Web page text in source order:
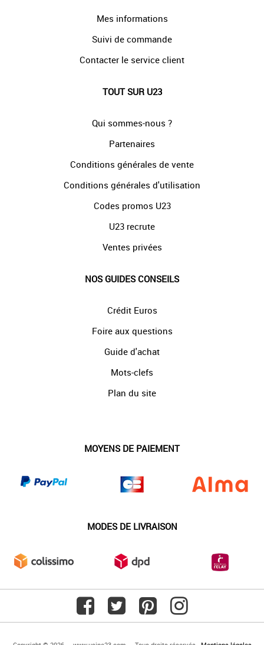
Mes informations
Suivi de commande
Contacter le service client
TOUT SUR U23
Qui sommes-nous ?
Partenaires
Conditions générales de vente
Conditions générales d'utilisation
Codes promos U23
U23 recrute
Ventes privées
NOS GUIDES CONSEILS
Crédit Euros
Foire aux questions
Guide d'achat
Mots-clefs
Plan du site
MOYENS DE PAIEMENT
MODES DE LIVRAISON